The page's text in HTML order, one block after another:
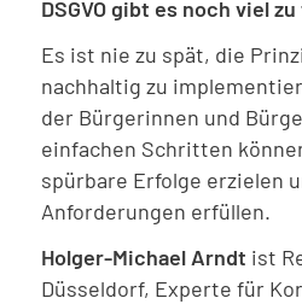
DSGVO gibt es noch viel
Es ist nie zu spät, die
nachhaltig zu
der Bürgerinnen und
einfachen Schritten
spürbare Erfolge erzielen
Anforderungen erfüllen.
Holger-Michael Arndt ist
Düsseldorf, Experte für